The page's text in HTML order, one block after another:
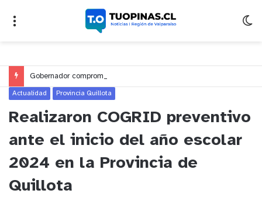
Actualidad Provincia Quillota
Realizaron COGRID preventivo
ante el inicio del año escolar
2024 en la Provincia de
Quillota